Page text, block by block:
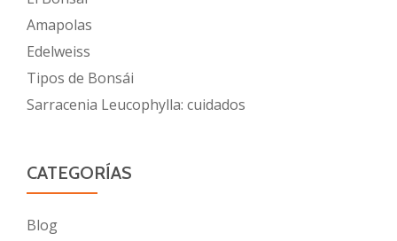
Amapolas
Edelweiss
Tipos de Bonsái
Sarracenia Leucophylla: cuidados
CATEGORÍAS
Blog